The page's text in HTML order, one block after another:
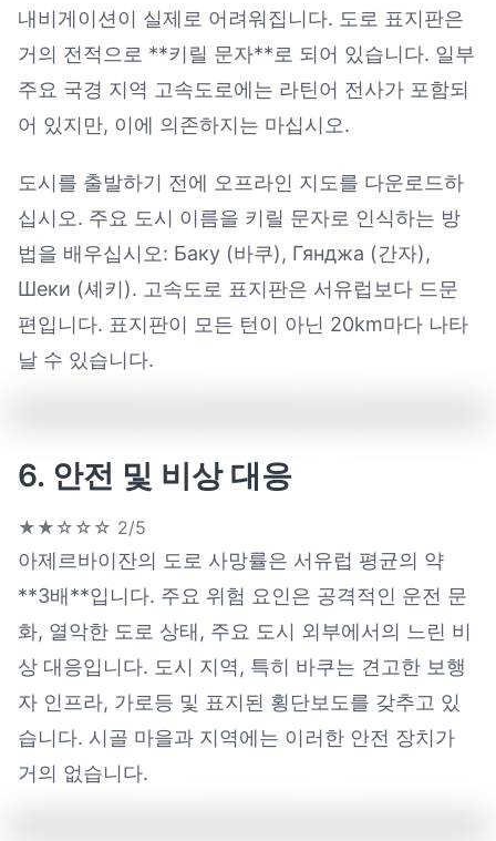
내비게이션이 실제로 어려워집니다. 도로 표지판은
거의 전적으로 **키릴 문자**로 되어 있습니다. 일부
주요 국경 지역 고속도로에는 라틴어 전사가 포함되
어 있지만, 이에 의존하지는 마십시오.
도시를 출발하기 전에 오프라인 지도를 다운로드하
십시오. 주요 도시 이름을 키릴 문자로 인식하는 방
법을 배우십시오: Баку (바쿠), Гянджа (간자),
Шеки (셰키). 고속도로 표지판은 서유럽보다 드문
편입니다. 표지판이 모든 턴이 아닌 20km마다 나타
날 수 있습니다.
6. 안전 및 비상 대응
★★☆☆☆ 2/5
아제르바이잔의 도로 사망률은 서유럽 평균의 약
**3배**입니다. 주요 위험 요인은 공격적인 운전 문
화, 열악한 도로 상태, 주요 도시 외부에서의 느린 비
상 대응입니다. 도시 지역, 특히 바쿠는 견고한 보행
자 인프라, 가로등 및 표지된 횡단보도를 갖추고 있
습니다. 시골 마을과 지역에는 이러한 안전 장치가
거의 없습니다.